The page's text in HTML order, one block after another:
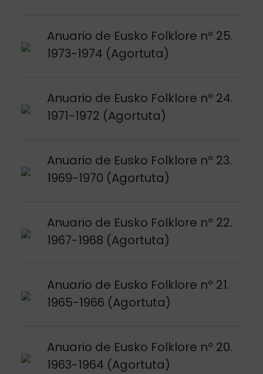
Anuario de Eusko Folklore nº 25.
1973-1974 (Agortuta)
Argitalpena ikusi
Anuario de Eusko Folklore nº 24.
1971-1972 (Agortuta)
Argitalpena ikusi
Anuario de Eusko Folklore nº 23.
1969-1970 (Agortuta)
Argitalpena ikusi
Anuario de Eusko Folklore nº 22.
1967-1968 (Agortuta)
Argitalpena ikusi
Anuario de Eusko Folklore nº 21.
1965-1966 (Agortuta)
Argitalpena ikusi
Anuario de Eusko Folklore nº 20.
1963-1964 (Agortuta)
Argitalpena ikusi